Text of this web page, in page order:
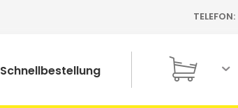
TELEFON:
Schnellbestellung